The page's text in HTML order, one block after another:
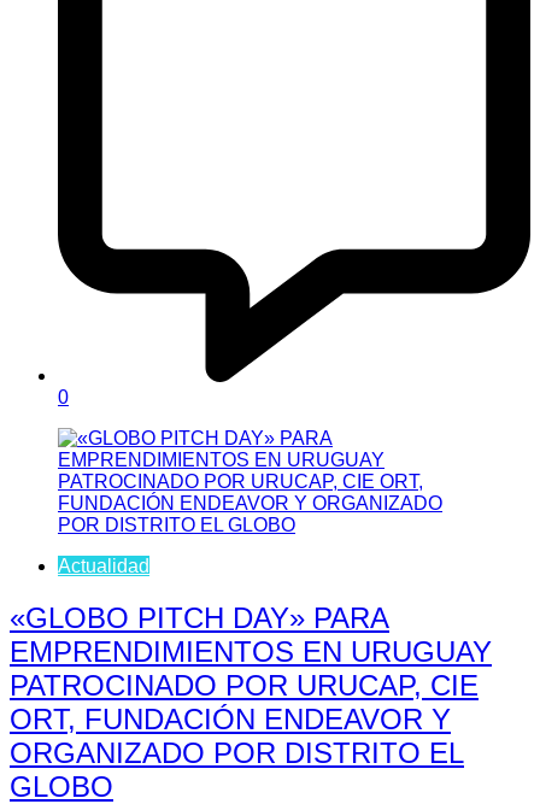
0
Actualidad
«GLOBO PITCH DAY» PARA
EMPRENDIMIENTOS EN URUGUAY
PATROCINADO POR URUCAP, CIE
ORT, FUNDACIÓN ENDEAVOR Y
ORGANIZADO POR DISTRITO EL
GLOBO